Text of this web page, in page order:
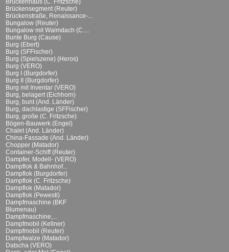
Brückenhaus (C. Fritzsche)
Brückensegment (Reuter)
Brückenstraße, Renaissance-...
Bungalow (Reuter)
Bungalow mit Walmdach (C....
Bunte Burg (Cause)
Burg (Ebert)
Burg (SFFischer)
Burg (Spielszene) (Heros)
Burg (VERO)
Burg I (Burgdorfer)
Burg II (Burgdorfer)
Burg mit Inventar (VERO)
Burg, belagert (Eichhorn)
Burg, bunt (And. Länder)
Burg, dachlastige (SFFischer)
Burg, große (C. Fritzsche)
Bögen-Bauwerk (Engel)
Chalet (And. Länder)
China-Fassade (And. Länder)
Chopper (Matador)
Container-Schiff (Reuter)
Dampfer, Modell- (VERO)
Dampflok & Bahnhof...
Dampflok (Burgdorfer)
Dampflok (C. Fritzsche)
Dampflok (Matador)
Dampflok (Pewesti)
Dampfmaschine (BKF
Blumenau)
Dampfmaschine,...
Dampfmobil (Kellner)
Dampfmobil (Reuter)
Dampfwalze (Matador)
Datscha (VERO)